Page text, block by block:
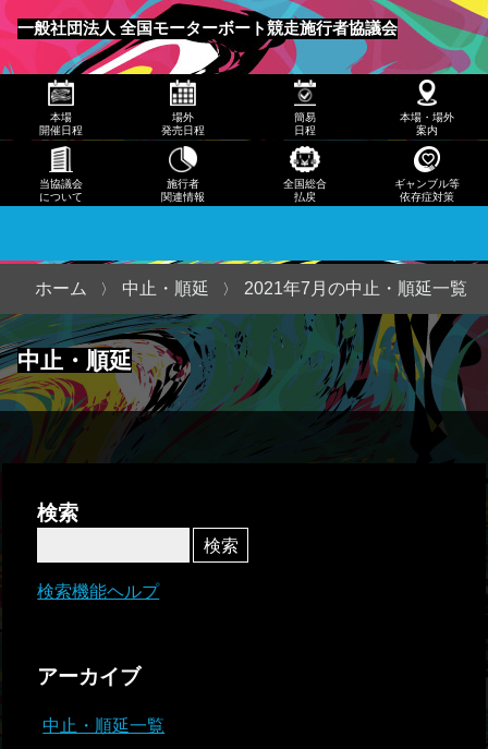
一般社団法人 全国モーターボート競走施行者協議会
メニュー
発売
日程
日程
本
場・
案内
当協
議会
につ
いて
本場
開催日程
場外
発売日程
簡易
日程
本場・場外
案内
当協議会
について
施行者
関連情報
全国総合
払戻
ギャンブル等
依存症対策
中止・順延
ホーム 中止・順延 2021年7月の中止・順延一覧
検索
検索機能ヘルプ
アーカイブ
中止・順延一覧